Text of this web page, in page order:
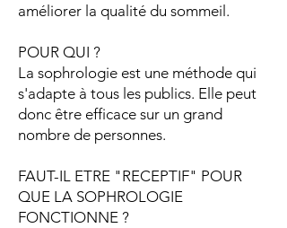
améliorer la qualité du sommeil.
POUR QUI ?
La sophrologie est une méthode qui
s'adapte à tous les publics. Elle peut
donc être efficace sur un grand
nombre de personnes.
FAUT-IL ETRE "RECEPTIF" POUR
QUE LA SOPHROLOGIE
FONCTIONNE ?